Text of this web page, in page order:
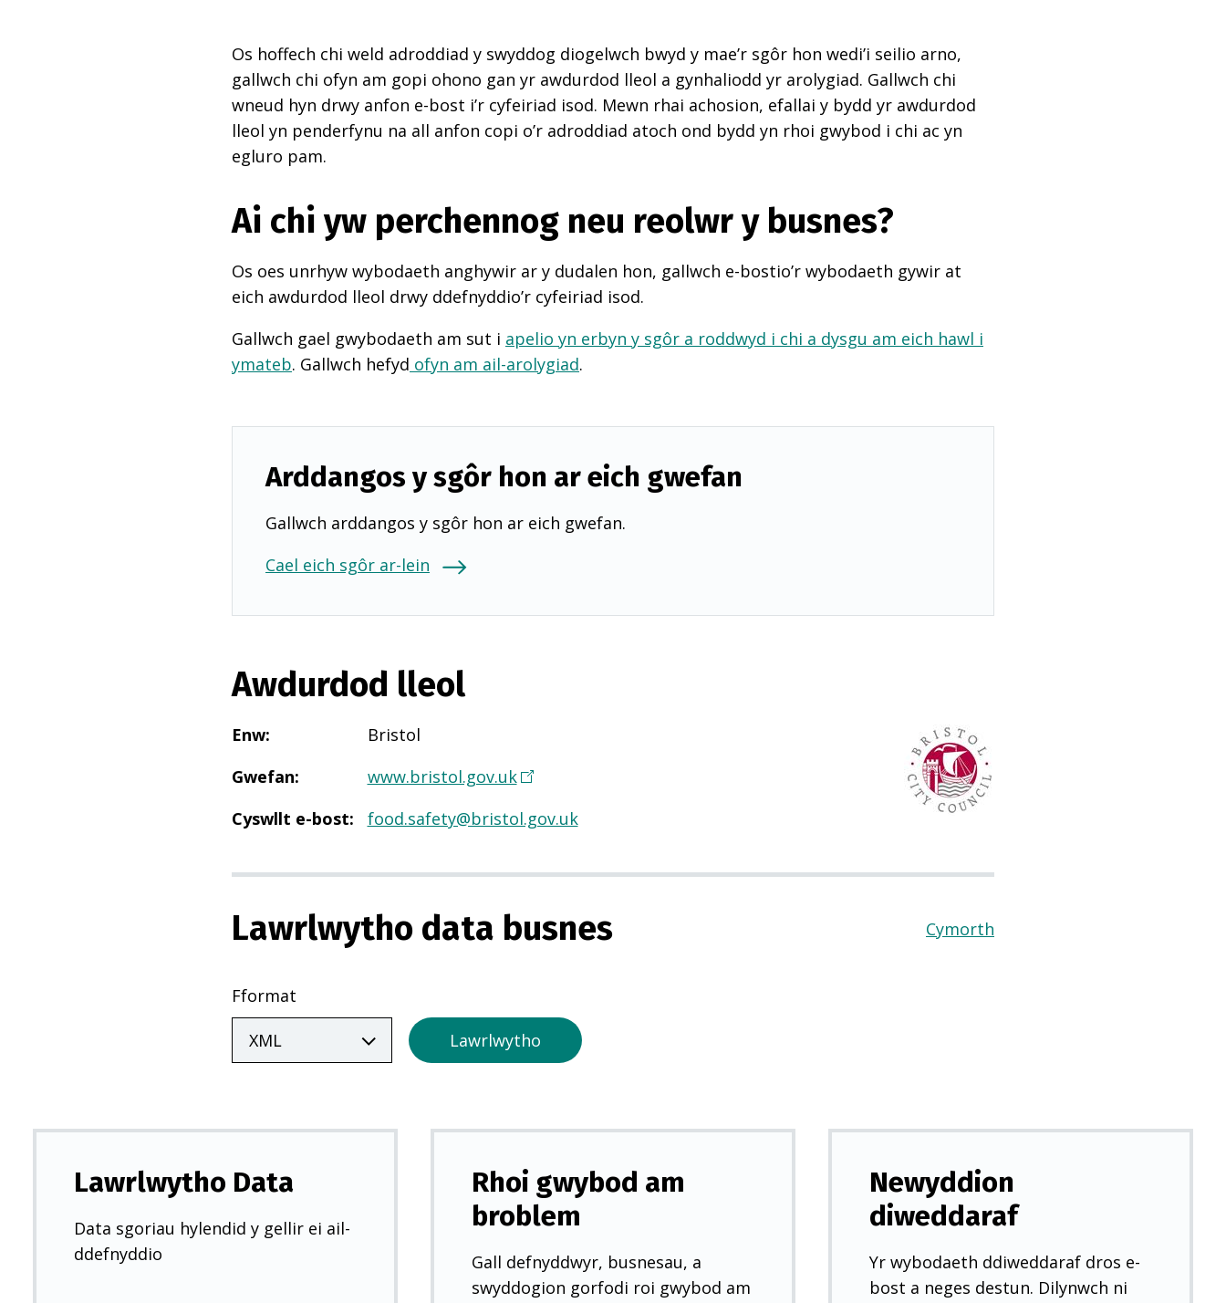
Os hoffech chi weld adroddiad y swyddog diogelwch bwyd y mae’r sgôr hon wedi’i seilio arno,
gallwch chi ofyn am gopi ohono gan yr awdurdod lleol a gynhaliodd yr arolygiad. Gallwch chi
wneud hyn drwy anfon e-bost i’r cyfeiriad isod. Mewn rhai achosion, efallai y bydd yr awdurdod
lleol yn penderfynu na all anfon copi o’r adroddiad atoch ond bydd yn rhoi gwybod i chi ac yn
egluro pam.
Ai chi yw perchennog neu reolwr y busnes?
Os oes unrhyw wybodaeth anghywir ar y dudalen hon, gallwch e-bostio’r wybodaeth gywir at
eich awdurdod lleol drwy ddefnyddio’r cyfeiriad isod.
Gallwch gael gwybodaeth am sut i apelio yn erbyn y sgôr a roddwyd i chi a dysgu am eich hawl i
ymateb. Gallwch hefyd ofyn am ail-arolygiad.
Arddangos y sgôr hon ar eich gwefan
Gallwch arddangos y sgôr hon ar eich gwefan.
Cael eich sgôr ar-lein
Awdurdod lleol
Enw:
Bristol
Gwefan: www.bristol.gov.uk(
n
g
r
n
n
w
y
d
)
Cyswllt e-bost: food.safety@bristol.gov.uk
Lawrlwytho data busnes Cymorth
Fformat
Lawrlwytho
Lawrlwytho Data
Data sgoriau hylendid y gellir ei ail-
ddefnyddio
Rhoi gwybod am
broblem
Gall defnyddwyr, busnesau, a
swyddogion gorfodi roi gwybod am
Newyddion
diweddaraf
Yr wybodaeth ddiweddaraf dros e-
bost a neges destun. Dilynwch ni